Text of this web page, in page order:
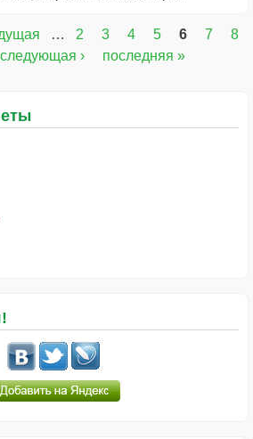
… 2 3 4 5 6 7
8
следующая › последняя »